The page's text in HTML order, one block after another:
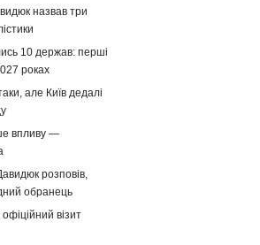
назвав три
10 держав: перші
роках
але Київ дедалі
впливу —
розповів,
обранець
візит